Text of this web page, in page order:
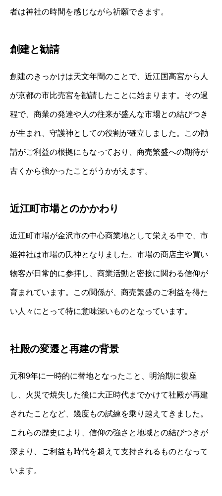
者は神社の時間を感じながら祈願できます。
創建と勧請
創建のきっかけは天文年間のことで、近江国高宮から人
が京都の市比売宮を勧請したことに始まります。その過
程で、商業の発達や人の往来が盛んな市場との結びつき
が生まれ、守護神としての役割が確立しました。この勧
請がご利益の根拠にもなっており、商売繁盛への期待が
古くから強かったことがうかがえます。
近江町市場とのかかわり
近江町市場が金沢市の中心商業地として栄える中で、市
姫神社は市場の氏神となりました。市場の商店主や買い
物客が日常的に参拝し、商業活動と密接に関わる信仰が
育まれています。この関係が、商売繁盛のご利益を得た
い人々にとって特に意味深いものとなっています。
社殿の変遷と再建の背景
元和9年に一時的に替地となったこと、明治期に復座
し、火災で焼失した後に大正時代までかけて社殿が再建
されたことなど、幾度もの試練を乗り越えてきました。
これらの歴史により、信仰の強さと地域との結びつきが
深まり、ご利益も時代を超えて支持されるものとなって
います。